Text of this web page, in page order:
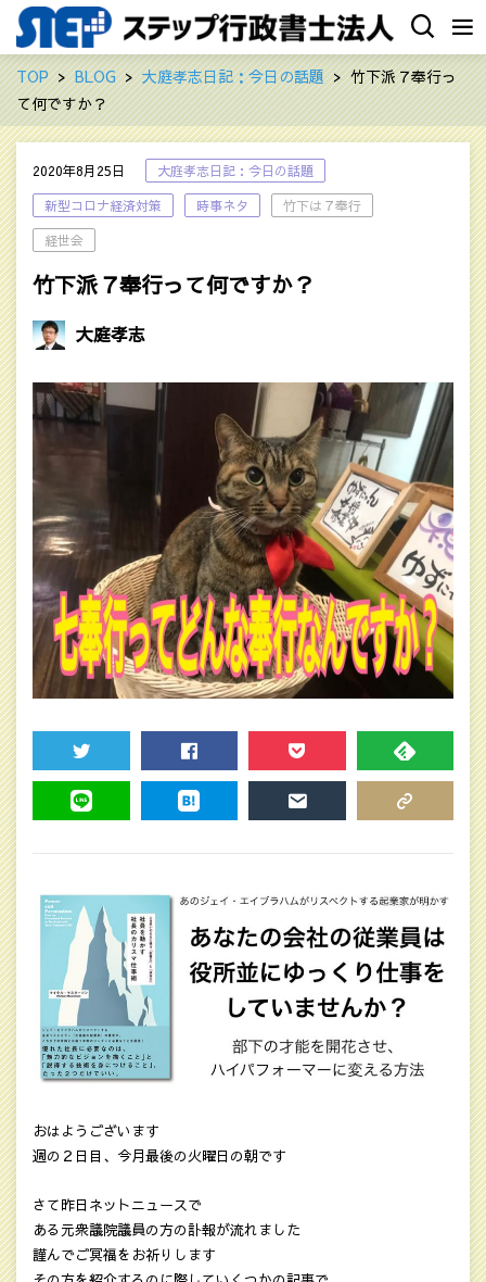
TOP BLOG 大庭孝志日記：今日の話題
竹下派７奉行っ
て何ですか？
2020年8月25日
大庭孝志日記：今日の話題
新型コロナ経済対策
時事ネタ
竹下は７奉行
経世会
竹下派７奉行って何ですか？
大庭孝志
TWEET SHARE POCKET FEEDLY
おはようございます
週の２日目、今月最後の火曜日の朝です
さて昨日ネットニュースで
ある元衆議院議員の方の訃報が流れました
謹んでご冥福をお祈りします